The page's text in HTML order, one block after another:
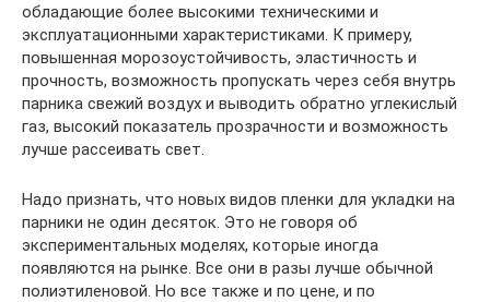
обладающие более высокими техническими и
эксплуатационными характеристиками. К примеру,
повышенная морозоустойчивость, эластичность и
прочность, возможность пропускать через себя внутрь
парника свежий воздух и выводить обратно углекислый
газ, высокий показатель прозрачности и возможность
лучше рассеивать свет.
Надо признать, что новых видов пленки для укладки на
парники не один десяток. Это не говоря об
экспериментальных моделях, которые иногда
появляются на рынке. Все они в разы лучше обычной
полиэтиленовой. Но все также и по цене, и по